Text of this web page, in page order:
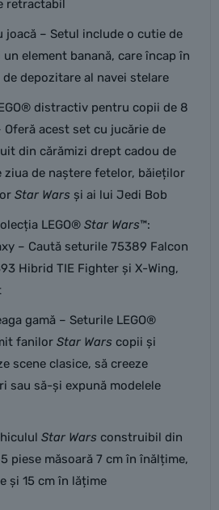
retractabil
joacă – Setul include o cutie de
element banană, care încap în
depozitare al navei stelare
distractiv pentru copii de 8
Oferă acest set cu jucărie de
din cărămizi drept cadou de
ziua de naștere fetelor, băieților
Star Wars și ai lui Jedi Bob
LEGO® Star Wars™:
– Caută seturile 75389 Falcon
Hibrid TIE Fighter și X-Wing,
gamă – Seturile LEGO®
fanilor Star Wars copii și
scene clasice, să creeze
sau să-și expună modelele
Star Wars construibil din
piese măsoară 7 cm în înălțime,
și 15 cm în lățime